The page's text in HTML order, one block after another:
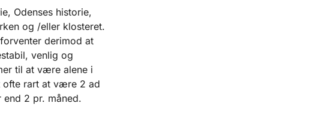
Odenses historie,
og /eller klosteret.
derimod at
venlig og
til at være alene i
ofte rart at være 2 ad
2 pr. måned.